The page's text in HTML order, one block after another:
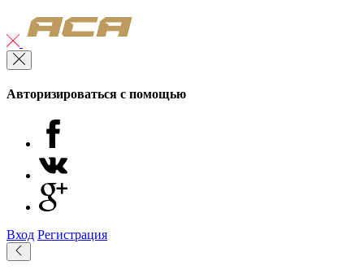
Авторизироваться с помощью
Вход Регистрация